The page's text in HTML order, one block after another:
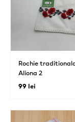
Rochie
Aliona 2
99 lei